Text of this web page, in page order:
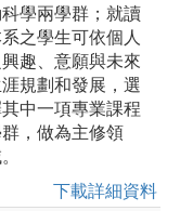
學兩學群；就讀
之學生可依個人
趣、意願與未來
規劃和發展，選
中一項專業課程
，做為主修領
下載詳細資料